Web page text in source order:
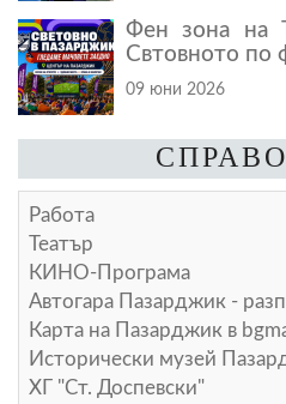
Фен зона на
Свтовното по
09 юни 2026
Работа
Театър
КИНО-Програма
Автогара Пазарджик -
Карта на Пазарджик в
Исторически музей
ХГ "Ст. Доспевски"